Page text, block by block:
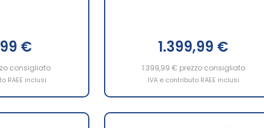
€
consigliato
RAEE inclusi
1.399,99 €
1.399,99 € prezzo consigliato
IVA e contributo RAEE inclusi